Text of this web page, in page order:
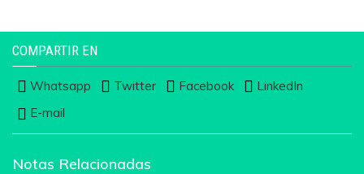
COMPARTIR EN
Whatsapp Twitter Facebook
LinkedIn
E-mail
Notas Relacionadas